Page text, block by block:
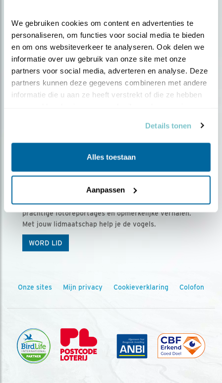
We gebruiken cookies om content en advertenties te
personaliseren, om functies voor social media te bieden
en om ons websiteverkeer te analyseren. Ook delen we
informatie over uw gebruik van onze site met onze
partners voor social media, adverteren en analyse. Deze
partners kunnen deze gegevens combineren met andere
informatie die u aan ze heeft verstrekt of die ze hebben
Details tonen
Alles toestaan
Aanpassen
Ontvang 5 x Vogels voor € 36,00 per jaar
Vogels is het tijdschrift voor onze leden, met
prachtige fotoreportages en opmerkelijke verhalen.
Met jouw lidmaatschap help je de vogels.
WORD LID
Onze sites Mijn privacy Cookieverklaring Colofon